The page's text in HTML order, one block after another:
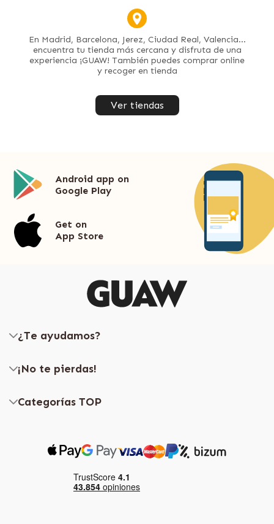
En Madrid, Barcelona, Jerez, Ciudad Real, Valencia...
encuentra tu tienda más cercana y disfruta de una
experiencia ¡GUAW! También puedes comprar online
y recoger en tienda
Ver tiendas
Android app on
Google Play
Get on
App Store
¿Te ayudamos?
¡No te pierdas!
Categorías TOP